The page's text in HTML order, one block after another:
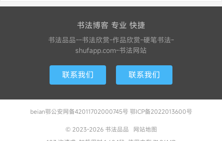
书法博客 专业 快捷
书法品品--书法欣赏-作品欣赏-硬笔书法-
shufapp.com-书法网站
联系我们 联系我们
beian鄂公安网备42011702000745号 鄂ICP备2022013600号
© 2023-2026书法品品
网站地图